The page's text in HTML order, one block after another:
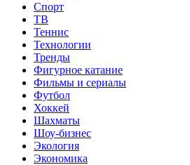
Спорт
ТВ
Теннис
Технологии
Тренды
Фигурное катание
Фильмы и сериалы
Футбол
Хоккей
Шахматы
Шоу-бизнес
Экология
Экономика